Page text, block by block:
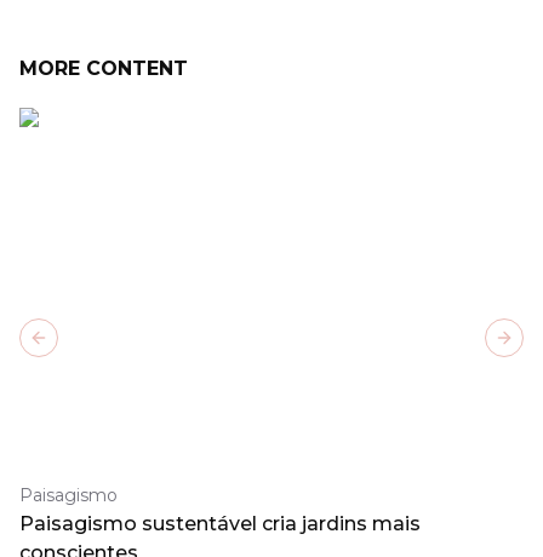
MORE CONTENT
Paisagismo
Paisagismo sustentável cria jardins mais
Previous slide